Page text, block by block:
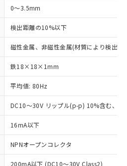
0～3.5mm
検出距離の10%以下
磁性金属、非磁性金属(材質により検出距
鉄18×18×1mm
平均値: 80Hz
DC10～30V リップル(p-p) 10%含む、
16mA以下
NPNオープンコレクタ
200mA以下 (DC10～30V Class2)